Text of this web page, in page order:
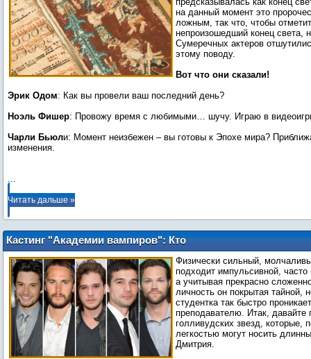
на данный момент это
ложным, так что, чтобы
непроизошедший конец света,
Сумеречных актеров
этому поводу.
Вот что они сказали!
Эрик Одом: Как вы провели ваш последний день?
Ноэль Фишер: Провожу время с любимыми… шучу. Играю в
Чарли Бьюли: Момент неизбежен – вы готовы к Эпохе мира?
изменения.
...
Читать дальше »
Кастинг "Академии вампиров": Кто
должен сыграть Дмитрия?
Физически сильный,
подходит импульсивной, часто
а учитывая прекрасно
личность он покрытая тайной,
студентка так быстро
преподавателю. Итак, давайте
голливудских звезд,
легкостью могут носить
Дмитрия.